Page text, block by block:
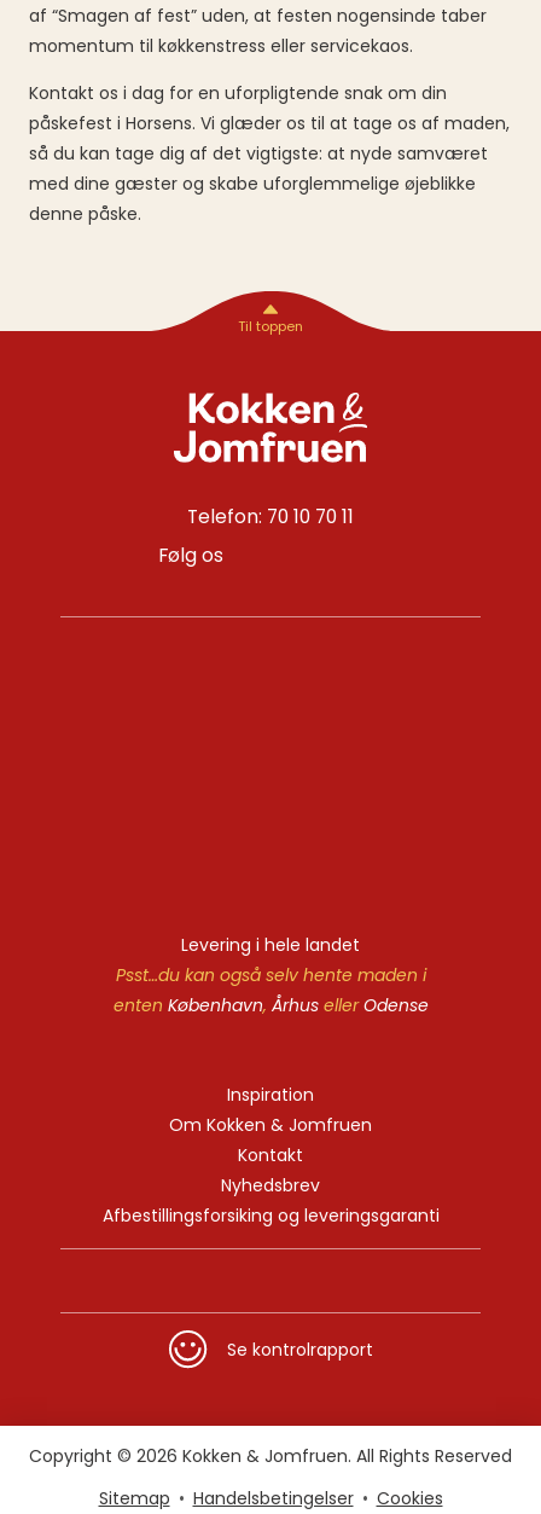
af “Smagen af fest” uden, at festen nogensinde taber
momentum til køkkenstress eller servicekaos.
Kontakt os i dag for en uforpligtende snak om din
påskefest i Horsens. Vi glæder os til at tage os af maden,
så du kan tage dig af det vigtigste: at nyde samværet
med dine gæster og skabe uforglemmelige øjeblikke
denne påske.
Telefon: 70 10 70 11
Følg os
Levering i hele landet
Psst…du kan også selv hente maden i
enten København, ÅrhusellerOdense
Inspiration
Om Kokken & Jomfruen
Kontakt
Nyhedsbrev
Afbestillingsforsiking og leveringsgaranti
Se kontrolrapport
Copyright © 2026 Kokken & Jomfruen. All Rights Reserved
Sitemap
Handelsbetingelser Cookies